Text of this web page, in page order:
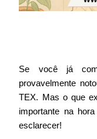
Se você já
provavelmente
TEX. Mas o que
importante na
esclarecer!